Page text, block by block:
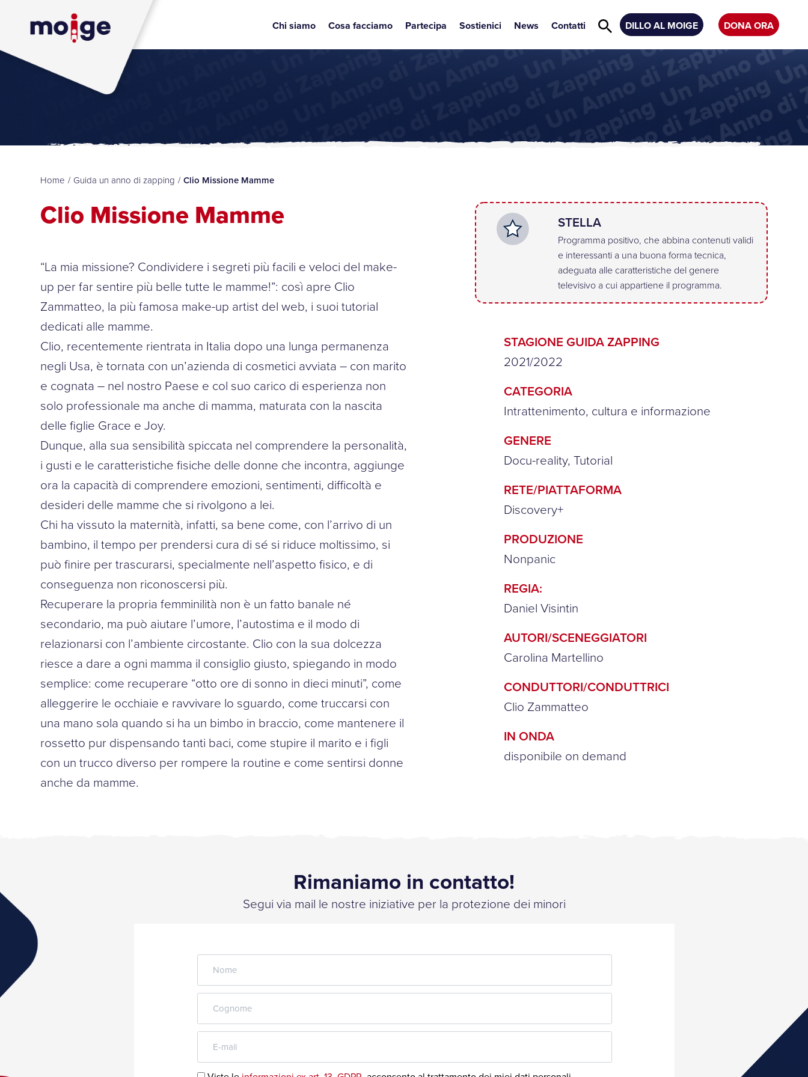
Chi siamo Cosa facciamo Partecipa Sostienici News Contatti DILLO AL MOIGE DONA ORA
Home / Guida un anno di zapping / Clio Missione Mamme
Clio Missione Mamme
“La mia missione? Condividere i segreti più facili e veloci del make-
up per far sentire più belle tutte le mamme!”: così apre Clio
Zammatteo, la più famosa make-up artist del web, i suoi tutorial
dedicati alle mamme.
Clio, recentemente rientrata in Italia dopo una lunga permanenza
negli Usa, è tornata con un’azienda di cosmetici avviata – con marito
e cognata – nel nostro Paese e col suo carico di esperienza non
solo professionale ma anche di mamma, maturata con la nascita
delle figlie Grace e Joy.
Dunque, alla sua sensibilità spiccata nel comprendere la personalità,
i gusti e le caratteristiche fisiche delle donne che incontra, aggiunge
ora la capacità di comprendere emozioni, sentimenti, difficoltà e
desideri delle mamme che si rivolgono a lei.
Chi ha vissuto la maternità, infatti, sa bene come, con l’arrivo di un
bambino, il tempo per prendersi cura di sé si riduce moltissimo, si
può finire per trascurarsi, specialmente nell’aspetto fisico, e di
conseguenza non riconoscersi più.
Recuperare la propria femminilità non è un fatto banale né
secondario, ma può aiutare l’umore, l’autostima e il modo di
relazionarsi con l’ambiente circostante. Clio con la sua dolcezza
riesce a dare a ogni mamma il consiglio giusto, spiegando in modo
semplice: come recuperare “otto ore di sonno in dieci minuti”, come
alleggerire le occhiaie e ravvivare lo sguardo, come truccarsi con
una mano sola quando si ha un bimbo in braccio, come mantenere il
rossetto pur dispensando tanti baci, come stupire il marito e i figli
con un trucco diverso per rompere la routine e come sentirsi donne
anche da mamme.
STELLA
Programma positivo, che abbina contenuti validi
e interessanti a una buona forma tecnica,
adeguata alle caratteristiche del genere
televisivo a cui appartiene il programma.
STAGIONE GUIDA ZAPPING
2021/2022
CATEGORIA
Intrattenimento, cultura e informazione
GENERE
Docu-reality, Tutorial
RETE/PIATTAFORMA
Discovery+
PRODUZIONE
Nonpanic
REGIA:
Daniel Visintin
AUTORI/SCENEGGIATORI
Carolina Martellino
CONDUTTORI/CONDUTTRICI
Clio Zammatteo
IN ONDA
disponibile on demand
Rimaniamo in contatto!
Segui via mail le nostre iniziative per la protezione dei minori